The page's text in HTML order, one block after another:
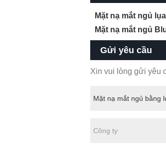
Mặt nạ mắt ngủ
Mặt nạ mắt ngủ
Gửi yêu cầu
Xin vui lòng gửi yêu